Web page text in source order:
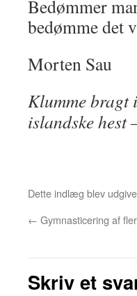
Bedømmer
bedømme det
Morten Sau
Klumme bragt
islandske
Dette indlæg blev
← Gymnasticering af
Skriv et